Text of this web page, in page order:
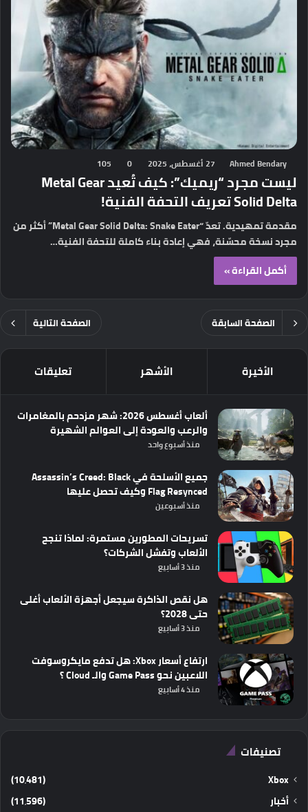
Ahmed Bendary 27 أغسطس، 2025 0
105
ليست مجرد “ريميك”: كيف تُعيد Metal Gear
Solid Delta تعريف التحفة الفنية!
مقدمة تمهيدية. تعدّ “Metal Gear Solid Delta: Snake Eater” أكثر من
مجرد نسخة محسّنة، فهي إعادة بناء كاملة للتحفة الفنية…
أكمل القراءة »
الصفحة السابقة الصفحة التالية
الأخيرة الأشهر تعليقات
ألعاب أغسطس 2026: شهر مزدحم بالمغامرات
والرعب والعودة إلى العوالم الشهيرة
منذ أسبوع واحد
جميع الأسلحة في Assassin’s Creed: Black
Flag Resynced وكيف تحصل عليها
منذ أسبوعين
تسريحات المطورين مستمرة: لماذا تنجح
الألعاب وتفشل الشركات؟
منذ 3 أسابيع
هل نقص الذاكرة سيجعل أجهزة الألعاب أغلى
حتى 2028؟
منذ 3 أسابيع
ارتفاع أسعار Xbox: هل تدفع مايكروسوفت
اللاعبين نحو Game Pass والـ Cloud ؟
منذ 4 أسابيع
تصنيفات
Xbox
(10٬481)
أخبار
(11٬596)